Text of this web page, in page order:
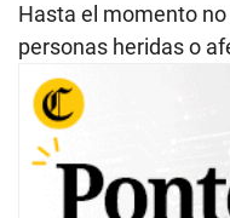
Hasta el momento
personas heridas o